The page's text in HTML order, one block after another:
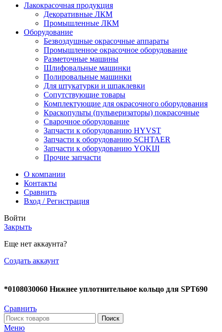
Лакокрасочная продукция
Декоративные ЛКМ
Промышленные ЛКМ
Оборудование
Безвоздушные окрасочные аппараты
Промышленное окрасочное оборудование
Разметочные машины
Шлифовальные машинки
Полировальные машинки
Для штукатурки и шпаклевки
Сопутствующие товары
Комплектующие для окрасочного оборудования
Краскопульты (пульверизаторы) покрасочные
Сварочное оборудование
Запчасти к оборудованию HYVST
Запчасти к оборудованию SCHTAER
Запчасти к оборудованию YOKIJI
Прочие запчасти
О компании
Контакты
Сравнить
Вход / Регистрация
Войти
Закрыть
Еще нет аккаунта?
Создать аккаунт
*0108030060 Нижнее уплотнительное кольцо для SPT690
Сравнить
Поиск
Меню